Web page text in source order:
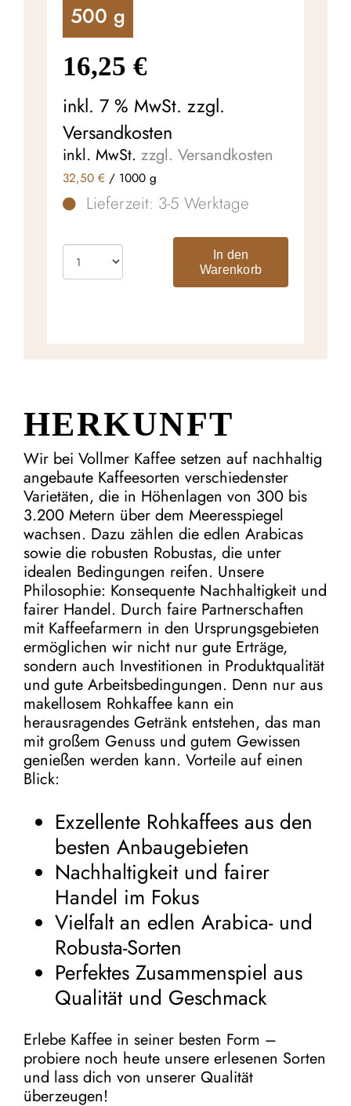
500 g
16,25 €
inkl. 7 % MwSt. zzgl.
Versandkosten
inkl. MwSt. zzgl. Versandkosten
32,50 € / 1000 g
Lieferzeit: 3-5 Werktage
In den
Warenkorb
HERKUNFT
Wir bei Vollmer Kaffee setzen auf nachhaltig
angebaute Kaffeesorten verschiedenster
Varietäten, die in Höhenlagen von 300 bis
3.200 Metern über dem Meeresspiegel
wachsen. Dazu zählen die edlen Arabicas
sowie die robusten Robustas, die unter
idealen Bedingungen reifen. Unsere
Philosophie: Konsequente Nachhaltigkeit und
fairer Handel. Durch faire Partnerschaften
mit Kaffeefarmern in den Ursprungsgebieten
ermöglichen wir nicht nur gute Erträge,
sondern auch Investitionen in Produktqualität
und gute Arbeitsbedingungen. Denn nur aus
makellosem Rohkaffee kann ein
herausragendes Getränk entstehen, das man
mit großem Genuss und gutem Gewissen
genießen werden kann. Vorteile auf einen
Blick:
Exzellente Rohkaffees aus den
besten Anbaugebieten
Nachhaltigkeit und fairer
Handel im Fokus
Vielfalt an edlen Arabica- und
Robusta-Sorten
Perfektes Zusammenspiel aus
Qualität und Geschmack
Erlebe Kaffee in seiner besten Form –
probiere noch heute unsere erlesenen Sorten
und lass dich von unserer Qualität
überzeugen!